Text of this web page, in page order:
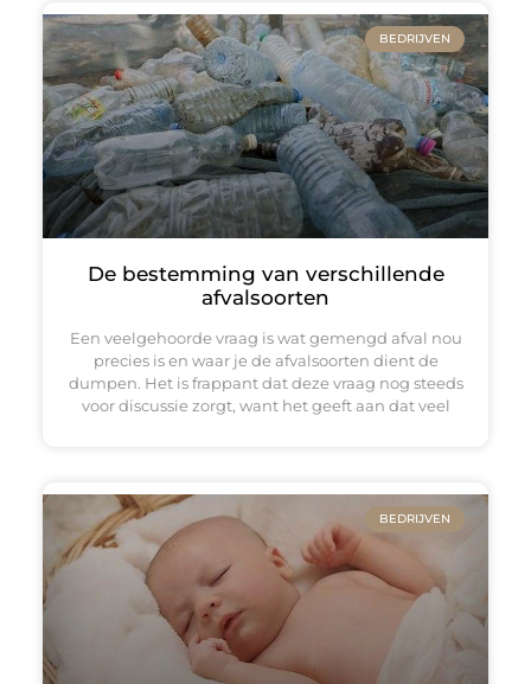
BEDRIJVEN
De bestemming van verschillende
afvalsoorten
Een veelgehoorde vraag is wat gemengd afval nou
precies is en waar je de afvalsoorten dient de
dumpen. Het is frappant dat deze vraag nog steeds
voor discussie zorgt, want het geeft aan dat veel
BEDRIJVEN